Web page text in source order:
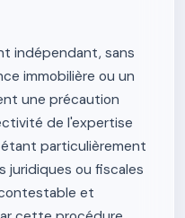
indépendant, sans
immobilière ou un
une précaution
de l'expertise
particulièrement
juridiques ou fiscales
et